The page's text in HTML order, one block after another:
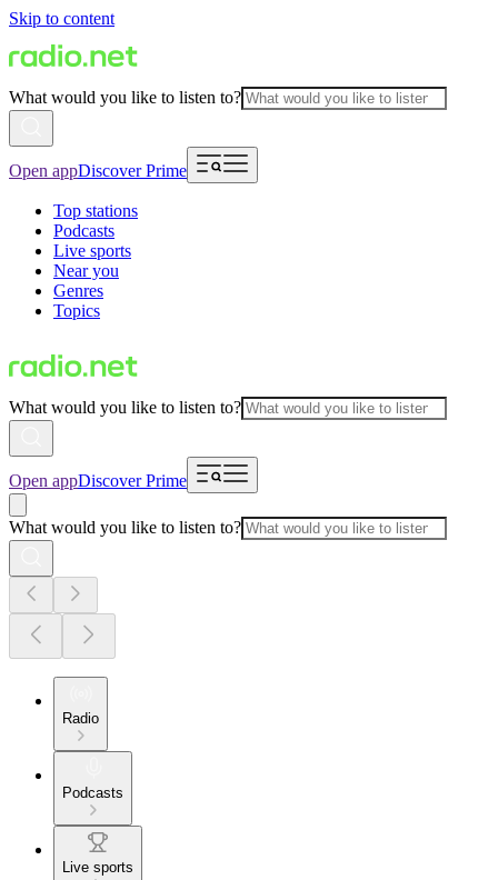
Skip to content
What would you like to listen to?
Open appDiscover Prime
Top stations
Podcasts
Live sports
Near you
Genres
Topics
What would you like to listen to?
Open appDiscover Prime
What would you like to listen to?
Radio
Podcasts
Live sports